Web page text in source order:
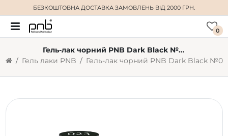
БЕЗКОШТОВНА ДОСТАВКА ЗАМОВЛЕНЬ ВІД 2000 ГРН.
0
Гель-лак чорний PNB Dark Black №023, емаль (4 мл)
Гель лаки PNB
Гель-лак чорний PNB Dark Black №023, емаль (4 мл)